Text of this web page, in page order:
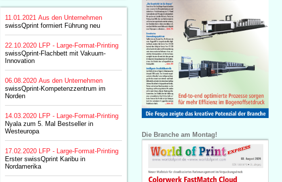
11.01.2021 Aus den Unternehmen
swissQprint formiert Führung neu
22.10.2020
LFP - Large-Format-Printing
swissQprint-Flachbett mit Vakuum-
Innovation
06.08.2020 Aus den Unternehmen
swissQprint-Kompetenzzentrum im
Norden
14.03.2020
LFP - Large-Format-Printing
Nyala zum 5. Mal Bestseller in
Westeuropa
17.02.2020
LFP - Large-Format-Printing
Erster swissQprint Karibu in
Nordamerika
Die Branche am Montag!